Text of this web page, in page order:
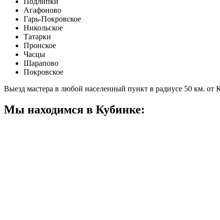
Агафоново
Гарь-Покровское
Никольское
Татарки
Пронское
Часцы
Шарапово
Покровское
Выезд мастера в любой населенный пункт в радиусе 50 км. от
Мы находимся в Кубинке: